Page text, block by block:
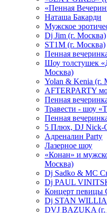
«Пенная
Hаташа Бакарди
Мужское
Dj Jim (г. Москва)
ST1M (г. Москва)
Пенная
Шоу толстушек
Москва)
Yolan & Kenia (г.
AFTERPARTY
Пенная
Травести - шоу
Пенная
5 Плюх, DJ Nick-
Адреналин Party
Лазерное шоу
«Конан» и
Москва)
Dj Sadko & МС
Dj PAUL
Концерт певицы
Dj STAN
DVJ BAZUKA